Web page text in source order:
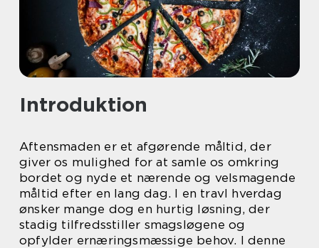
Introduktion
Aftensmaden er et afgørende måltid, der
giver os mulighed for at samle os omkring
bordet og nyde et nærende og velsmagende
måltid efter en lang dag. I en travl hverdag
ønsker mange dog en hurtig løsning, der
stadig tilfredsstiller smagsløgene og
opfylder ernæringsmæssige behov. I denne